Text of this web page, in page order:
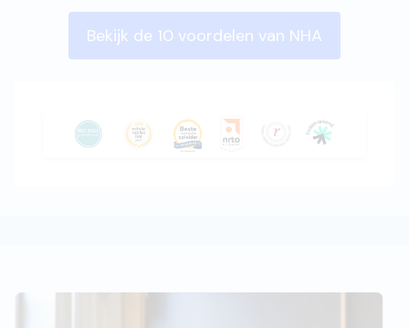
Bekijk de 10 voordelen van NHA